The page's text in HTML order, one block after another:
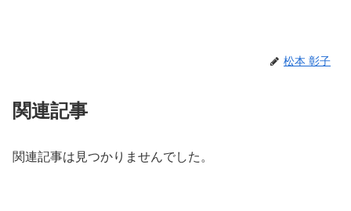
松本 彰子
関連記事
関連記事は見つかりませんでした。